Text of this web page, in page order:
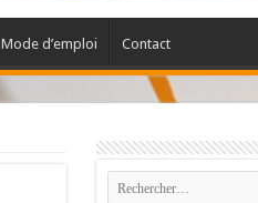
Mode d’emploi Contact